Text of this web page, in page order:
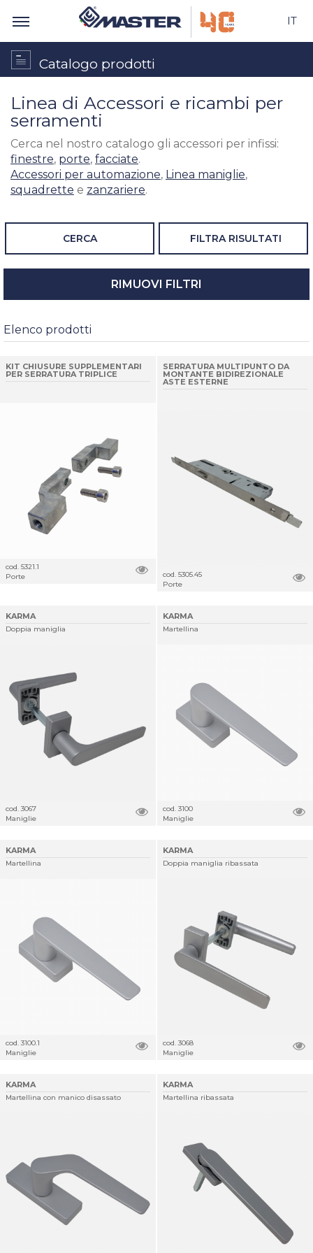
IT
Catalogo prodotti
Linea di Accessori e ricambi per
serramenti
Cerca nel nostro catalogo gli accessori per infissi:
finestre, porte, facciate.
Accessori per automazione, Linea maniglie,
squadrette e zanzariere.
CERCA FILTRA RISULTATI
RIMUOVI FILTRI
Elenco prodotti
KIT CHIUSURE SUPPLEMENTARI
PER SERRATURA TRIPLICE
cod. 5321.1
Porte
SERRATURA MULTIPUNTO DA
MONTANTE BIDIREZIONALE
ASTE ESTERNE
cod. 5305.45
Porte
KARMA
Doppia maniglia
cod. 3067
Maniglie
KARMA
Martellina
cod. 3100
Maniglie
KARMA
Martellina
cod. 3100.1
Maniglie
KARMA
Doppia maniglia ribassata
cod. 3068
Maniglie
KARMA
Martellina con manico disassato
KARMA
Martellina ribassata